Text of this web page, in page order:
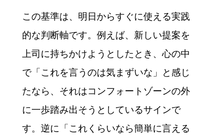
この基準は、明日からすぐに使える実践
的な判断軸です。例えば、新しい提案を
上司に持ちかけようとしたとき、心の中
で「これを言うのは気まずいな」と感じ
たなら、それはコンフォートゾーンの外
に一歩踏み出そうとしているサインで
す。逆に「これくらいなら簡単に言える